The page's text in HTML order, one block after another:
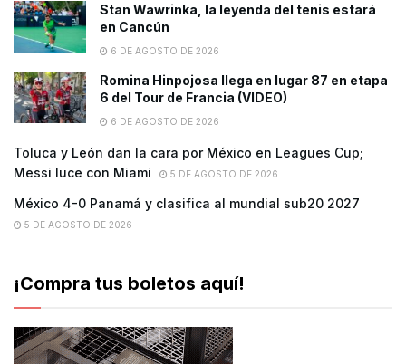
Stan Wawrinka, la leyenda del tenis estará
en Cancún
6 DE AGOSTO DE 2026
Romina Hinpojosa llega en lugar 87 en etapa
6 del Tour de Francia (VIDEO)
6 DE AGOSTO DE 2026
Toluca y León dan la cara por México en Leagues Cup;
Messi luce con Miami
5 DE AGOSTO DE 2026
México 4-0 Panamá y clasifica al mundial sub20 2027
5 DE AGOSTO DE 2026
¡Compra tus boletos aquí!